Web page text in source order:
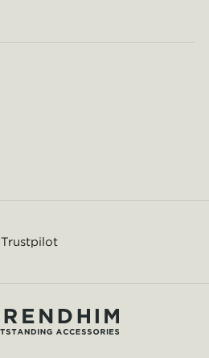
Trustpilot